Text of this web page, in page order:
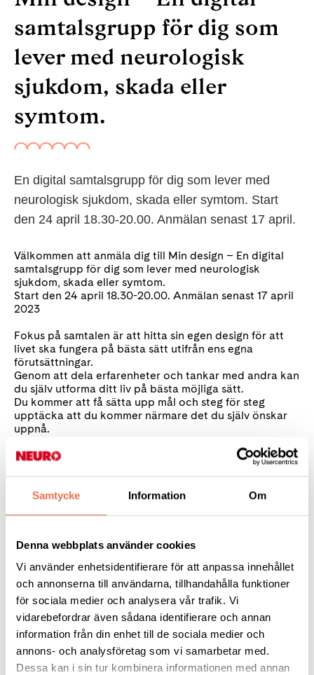
Samtycke Information Om
Denna webbplats använder cookies
Vi använder enhetsidentifierare för att anpassa innehållet
och annonserna till användarna, tillhandahålla funktioner
för sociala medier och analysera vår trafik. Vi
vidarebefordrar även sådana identifierare och annan
information från din enhet till de sociala medier och
annons- och analysföretag som vi samarbetar med.
Dessa kan i sin tur kombinera informationen med annan
samtalsgrupp för dig som
lever med neurologisk
sjukdom, skada eller
symtom.
En digital samtalsgrupp för dig som lever med
neurologisk sjukdom, skada eller symtom. Start
den 24 april 18.30-20.00. Anmälan senast 17 april.
Välkommen att anmäla dig till Min design – En digital
samtalsgrupp för dig som lever med neurologisk
sjukdom, skada eller symtom.
Start den 24 april 18.30-20.00. Anmälan senast 17 april
2023
Fokus på samtalen är att hitta sin egen design för att
livet ska fungera på bästa sätt utifrån ens egna
förutsättningar.
Genom att dela erfarenheter och tankar med andra kan
du själv utforma ditt liv på bästa möjliga sätt.
Du kommer att få sätta upp mål och steg för steg
upptäcka att du kommer närmare det du själv önskar
uppnå.
Datum och tid
totalt 6 tillfällen.
(4 under våren och 2 till hösten)
8 maj – Inre balans
5 juni – Närhet, kärlek och relationer
Datum bestäms längre fram – Sysslor
Datum bestäms längre fram- Avslutning
Anmälan senast 17 april till vår ledare Elin
Holgersson.eholgersson01@gmail.com